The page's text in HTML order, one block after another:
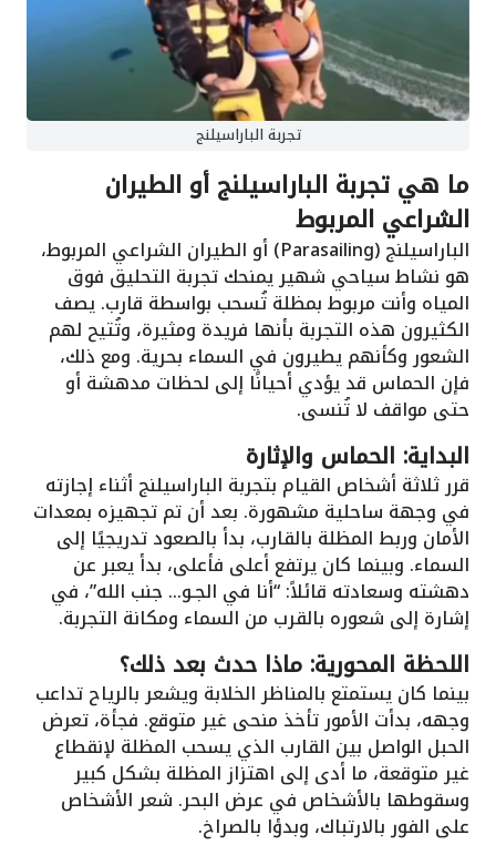
تجربة الباراسيلنج
ما هي تجربة الباراسيلنج أو الطيران
الشراعي المربوط
الباراسيلنج (Parasailing) أو الطيران الشراعي المربوط،
هو نشاط سياحي شهير يمنحك تجربة التحليق فوق
المياه وأنت مربوط بمظلة تُسحب بواسطة قارب. يصف
الكثيرون هذه التجربة بأنها فريدة ومثيرة، وتُتيح لهم
الشعور وكأنهم يطيرون في السماء بحرية. ومع ذلك،
فإن الحماس قد يؤدي أحيانًا إلى لحظات مدهشة أو
حتى مواقف لا تُنسى.
البداية: الحماس والإثارة
قرر ثلاثة أشخاص القيام بتجربة الباراسيلنج أثناء إجازته
في وجهة ساحلية مشهورة. بعد أن تم تجهيزه بمعدات
الأمان وربط المظلة بالقارب، بدأ بالصعود تدريجيًا إلى
السماء. وبينما كان يرتفع أعلى فأعلى، بدأ يعبر عن
دهشته وسعادته قائلاً: “أنا في الجـو… جنب الله”، في
إشارة إلى شعوره بالقرب من السماء ومكانة التجربة.
اللحظة المحورية: ماذا حدث بعد ذلك؟
بينما كان يستمتع بالمناظر الخلابة ويشعر بالرياح تداعب
وجهه، بدأت الأمور تأخذ منحى غير متوقع. فجأة، تعرض
الحبل الواصل بين القارب الذي يسحب المظلة لإنقطاع
غير متوقعة، ما أدى إلى اهتزاز المظلة بشكل كبير
وسقوطها بالأشخاص في عرض البحر. شعر الأشخاص
على الفور بالارتباك، وبدؤا بالصراخ.